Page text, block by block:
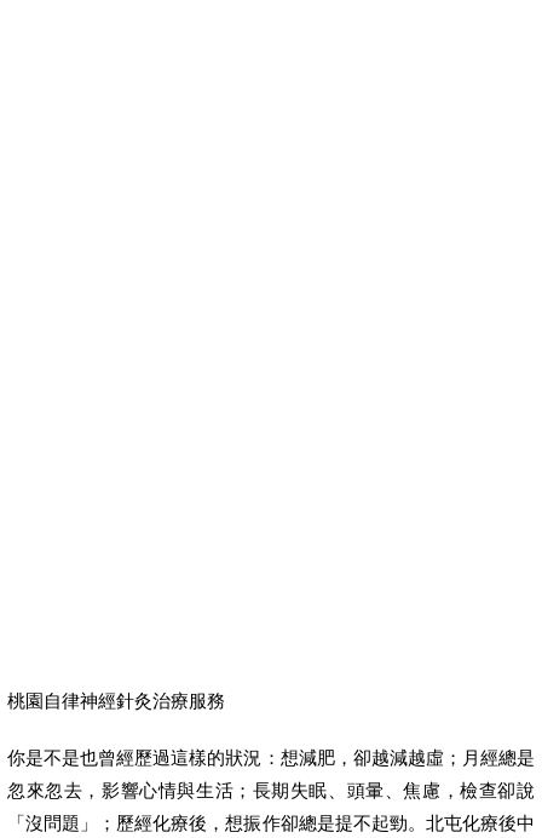
桃園自律神經針灸治療服務
你是不是也曾經歷過這樣的狀況：想減肥，卻越減越虛；月經總是
忽來忽去，影響心情與生活；長期失眠、頭暈、焦慮，檢查卻說
「沒問題」；歷經化療後，想振作卻總是提不起勁。北屯化療後中